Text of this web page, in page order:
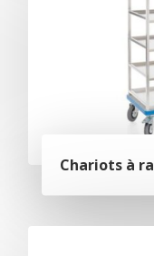
Chariots à